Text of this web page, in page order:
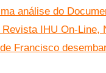
análise do
IHU On-Line,
Francisco